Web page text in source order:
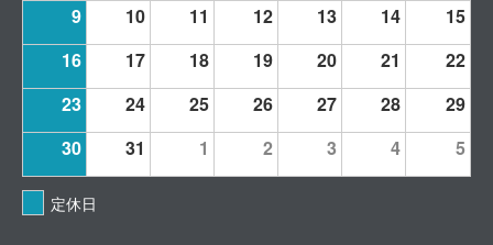
9
10 11 12 13 14
15
16
17 18 19 20 21
22
23
24 25 26 27 28
29
30
31 1 2 3 4 5
定休日